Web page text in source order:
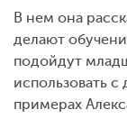
В нем она
делают
подойдут
использовать
примерах